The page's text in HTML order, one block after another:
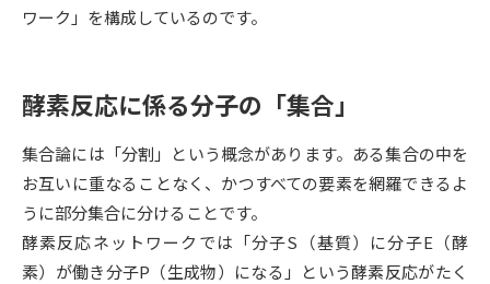
新増設大学・学部・学科特集
デジタルパンフレット 進路の３択
新学年スタート号特集ページ
（高3生用）
新学年スタート号特集ページ
SELFBRAND特集ページ
ワーク」を構成しているのです。
酵素反応に係る分子の「集合」
集合論には「分割」という概念があります。ある集合の中を
お互いに重なることなく、かつすべての要素を網羅できるよ
うに部分集合に分けることです。
酵素反応ネットワークでは「分子S（基質）に分子E（酵
素）が働き分子P（生成物）になる」という酵素反応がたく